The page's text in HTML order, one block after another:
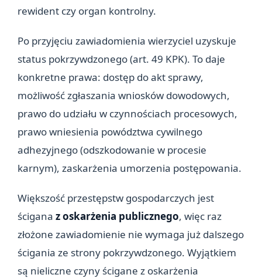
rewident czy organ kontrolny.
Po przyjęciu zawiadomienia wierzyciel uzyskuje
status pokrzywdzonego (art. 49 KPK). To daje
konkretne prawa: dostęp do akt sprawy,
możliwość zgłaszania wniosków dowodowych,
prawo do udziału w czynnościach procesowych,
prawo wniesienia powództwa cywilnego
adhezyjnego (odszkodowanie w procesie
karnym), zaskarżenia umorzenia postępowania.
Większość przestępstw gospodarczych jest
ścigana z oskarżenia publicznego, więc raz
złożone zawiadomienie nie wymaga już dalszego
ścigania ze strony pokrzywdzonego. Wyjątkiem
są nieliczne czyny ścigane z oskarżenia